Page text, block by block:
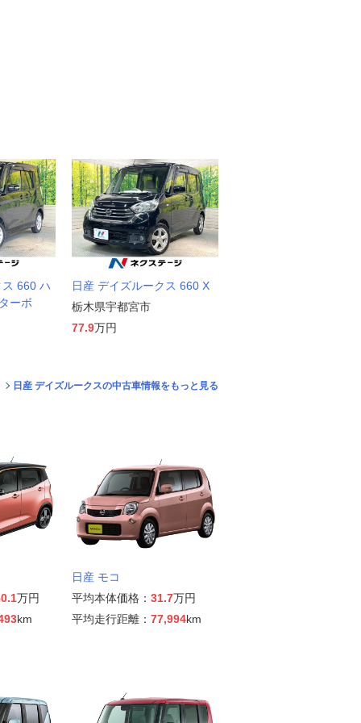
660 ハ
ーボ
日産 デイズルークス 660 X
栃木県宇都宮市
77.9万円
日産 デイズルークスの中古車情報をもっと見る
万円
km
日産 モコ
平均本体価格： 31.7万円
平均走行距離： 77,994km